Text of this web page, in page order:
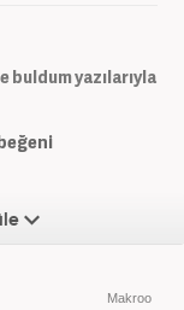
yazılarıyla
Makroo